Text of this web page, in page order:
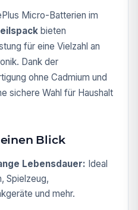
Micro-Batterien im
bieten
für eine Vielzahl an
Dank der
ohne Cadmium und
sichere Wahl für Haushalt
Blick
Lebensdauer: Ideal
Spielzeug,
und mehr.